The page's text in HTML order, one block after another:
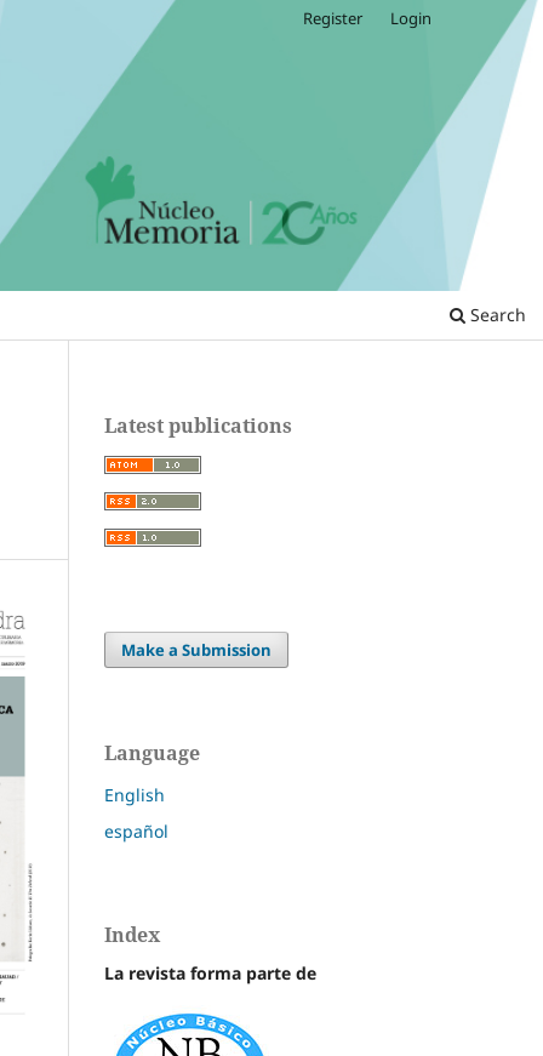
Search
Register Login
Latest publications
Make a Submission
Language
English
español
Index
La revista forma parte de